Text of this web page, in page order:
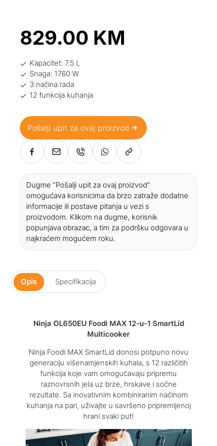
829.00 KM
Kapacitet: 7.5 L
Snaga: 1760 W
3 načina rada
12 funkcija kuhanja
Pošalji upit za ovaj proizvod
Dugme "Pošalji upit za ovaj proizvod"
omogućava korisnicima da brzo zatraže dodatne
informacije ili postave pitanja u vezi s
proizvodom. Klikom na dugme, korisnik
popunjava obrazac, a tim za podršku odgovara u
najkraćem mogućem roku.
Opis Specifikacija
Ninja OL650EU Foodi MAX 12-u-1 SmartLid
Multicooker
Ninja Foodi MAX SmartLid donosi potpuno novu
generaciju višenamjenskih kuhala, s 12 različitih
funkcija koje vam omogućavaju pripremu
raznovrsnih jela uz brze, hrskave i sočne
rezultate. Sa inovativnim kombiniranim načinom
kuhanja na pari, uživajte u savršeno pripremljenoj
hrani svaki put!